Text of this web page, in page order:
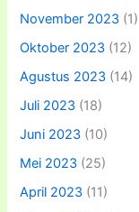
November 2023 (1)
Oktober 2023 (12)
Agustus 2023 (14)
Juli 2023 (18)
Juni 2023 (10)
Mei 2023 (25)
April 2023 (11)